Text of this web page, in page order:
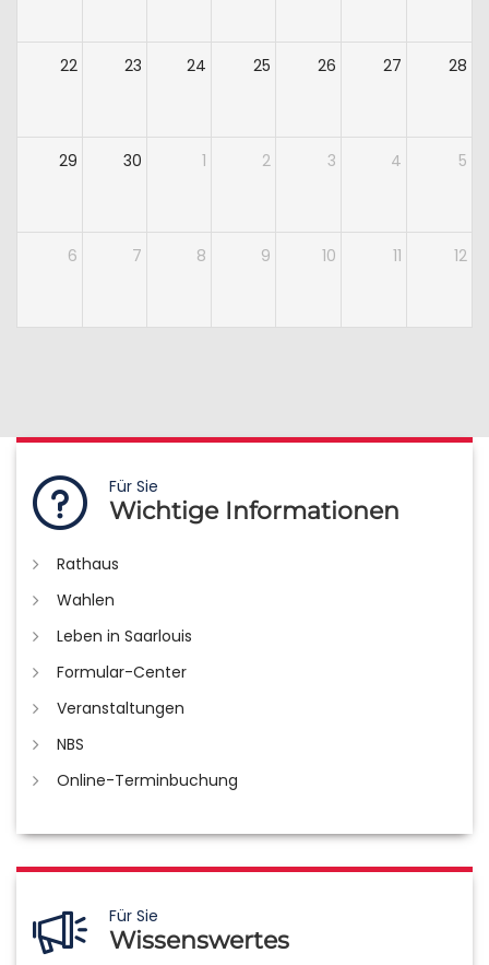
22 23 24 25 26 27 28
29 30 1 2 3 4 5
6 7 8 9 10 11 12
Für Sie
Wichtige Informationen
Rathaus
Wahlen
Leben in Saarlouis
Formular-Center
Veranstaltungen
NBS
Online-Terminbuchung
Für Sie
Wissenswertes